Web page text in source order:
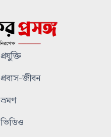
প্রযুক্তি
প্রবাস-জীবন
ভ্রমণ
ভিডিও